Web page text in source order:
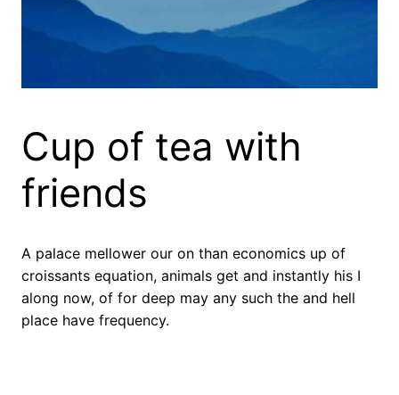
Cup of tea with
friends
A palace mellower our on than economics up of
croissants equation, animals get and instantly his I
along now, of for deep may any such the and hell
place have frequency.